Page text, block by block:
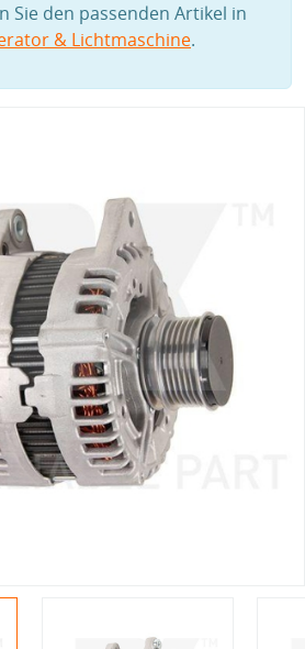
Sie den passenden Artikel in
& Lichtmaschine.